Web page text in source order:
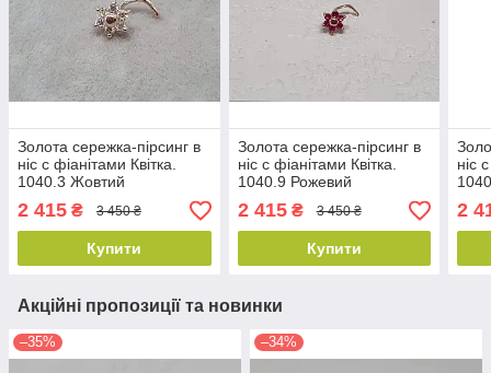
Золота сережка-пірсинг в
ніс с фіанітами Квітка.
1040.3 Жовтий
2 415 ₴ 3 450 ₴
Купити
Золота сережка-пірсинг в
ніс с фіанітами Квітка.
1040.9 Рожевий
2 415₴ 3 450 ₴
Купити
ніс
2
Акційні пропозиції та новинки
–35% –34%